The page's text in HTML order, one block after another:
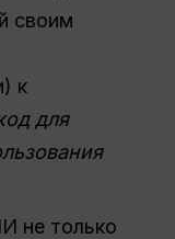
своим
к
для
не только